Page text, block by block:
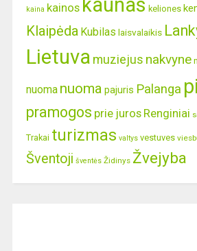
kaina kainos kaunas keliones
Klaipėda Kubilas laisvalaikis
Lietuva muziejus nakvyne
nuoma nuoma pajuris Palanga
pramogos prie juros Renginiai
Trakai turizmas valtys vestuves
Šventoji šventės Židinys Žvejyba